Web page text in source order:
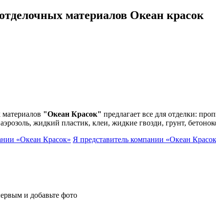
материалов Океан красок
"Океан Красок" предлагает все для отделки:
жидкий пластик, клеи, жидкие гвозди, грунт,
«Океан Красок» Я представитель компании «Океан
и добавьте фото